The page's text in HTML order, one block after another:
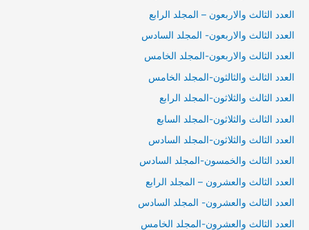
العدد الثالث والاربعون – المجلد الرابع
العدد الثالث والاربعون- المجلد السادس
العدد الثالث والاربعون-المجلد الخامس
العدد الثالث والثالثون-المجلد الخامس
العدد الثالث والثلاثون-المجلد الرابع
العدد الثالث والثلاثون-المجلد السابع
العدد الثالث والثلاثون-المجلد السادس
العدد الثالث والخمسون-المجلد السادس
العدد الثالث والعشرون – المجلد الرابع
العدد الثالث والعشرون- المجلد السادس
العدد الثالث والعشرون-المجلد الخامس